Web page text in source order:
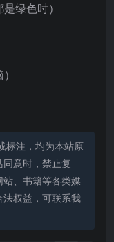
绿色时）
标注，均为本站原
意时，禁止复
、书籍等各类媒
权益，可联系我